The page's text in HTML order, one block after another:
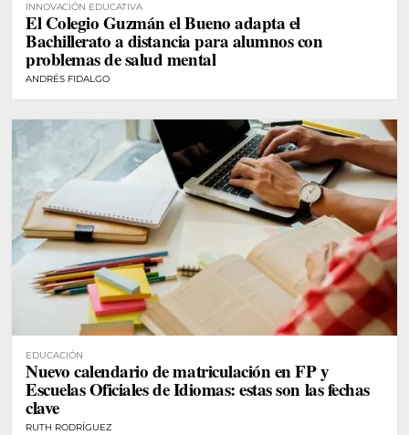
INNOVACIÓN EDUCATIVA
El Colegio Guzmán el Bueno adapta el
Bachillerato a distancia para alumnos con
problemas de salud mental
ANDRÉS FIDALGO
EDUCACIÓN
Nuevo calendario de matriculación en FP y
Escuelas Oficiales de Idiomas: estas son las fechas
clave
RUTH RODRÍGUEZ